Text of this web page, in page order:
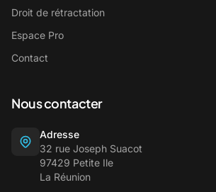
Droit de rétractation
Espace Pro
Contact
Nous contacter
Adresse
32 rue Joseph Suacot
97429 Petite Ile
La Réunion